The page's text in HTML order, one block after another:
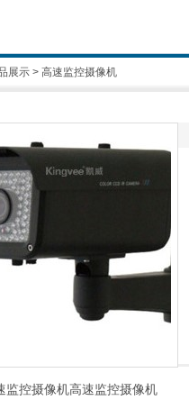
展示 > 高速监控摄像机
监控摄像机高速监控摄像机